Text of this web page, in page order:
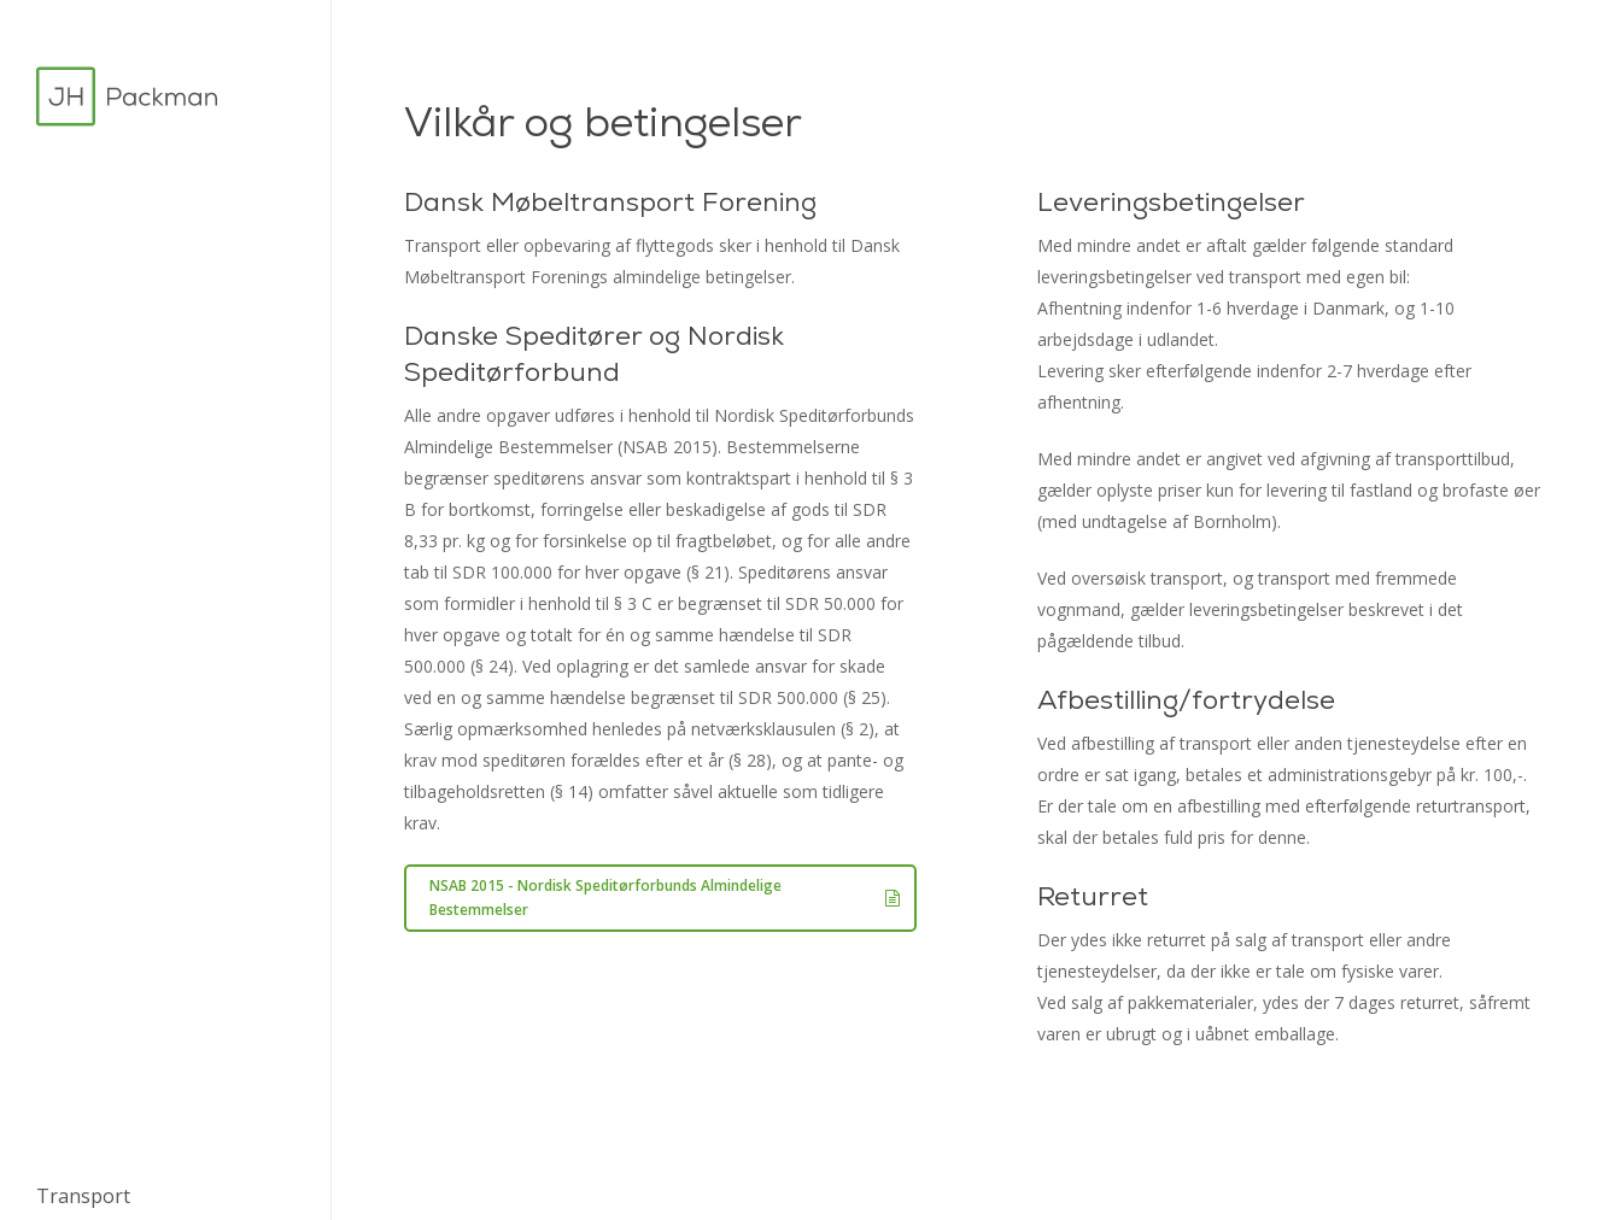
main
content
Transport
Vilkår og betingelser
Dansk Møbeltransport Forening
Transport eller opbevaring af flyttegods sker i henhold til Dansk
Møbeltransport Forenings almindelige betingelser.
Danske Speditører og Nordisk
Speditørforbund
Alle andre opgaver udføres i henhold til Nordisk Speditørforbunds
Almindelige Bestemmelser (NSAB 2015). Bestemmelserne
begrænser speditørens ansvar som kontraktspart i henhold til § 3
B for bortkomst, forringelse eller beskadigelse af gods til SDR
8,33 pr. kg og for forsinkelse op til fragtbeløbet, og for alle andre
tab til SDR 100.000 for hver opgave (§ 21). Speditørens ansvar
som formidler i henhold til § 3 C er begrænset til SDR 50.000 for
hver opgave og totalt for én og samme hændelse til SDR
500.000 (§ 24). Ved oplagring er det samlede ansvar for skade
ved en og samme hændelse begrænset til SDR 500.000 (§ 25).
Særlig opmærksomhed henledes på netværksklausulen (§ 2), at
krav mod speditøren forældes efter et år (§ 28), og at pante- og
tilbageholdsretten (§ 14) omfatter såvel aktuelle som tidligere
krav.
NSAB 2015 - Nordisk Speditørforbunds Almindelige
Bestemmelser
Leveringsbetingelser
Med mindre andet er aftalt gælder følgende standard
leveringsbetingelser ved transport med egen bil:
Afhentning indenfor 1-6 hverdage i Danmark, og 1-10
arbejdsdage i udlandet.
Levering sker efterfølgende indenfor 2-7 hverdage efter
afhentning.
Med mindre andet er angivet ved afgivning af transporttilbud,
gælder oplyste priser kun for levering til fastland og brofaste øer
(med undtagelse af Bornholm).
Ved oversøisk transport, og transport med fremmede
vognmand, gælder leveringsbetingelser beskrevet i det
pågældende tilbud.
Afbestilling/fortrydelse
Ved afbestilling af transport eller anden tjenesteydelse efter en
ordre er sat igang, betales et administrationsgebyr på kr. 100,-.
Er der tale om en afbestilling med efterfølgende returtransport,
skal der betales fuld pris for denne.
Returret
Der ydes ikke returret på salg af transport eller andre
tjenesteydelser, da der ikke er tale om fysiske varer.
Ved salg af pakkematerialer, ydes der 7 dages returret, såfremt
varen er ubrugt og i uåbnet emballage.